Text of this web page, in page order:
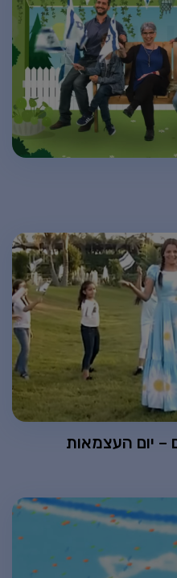
יום העצמאות